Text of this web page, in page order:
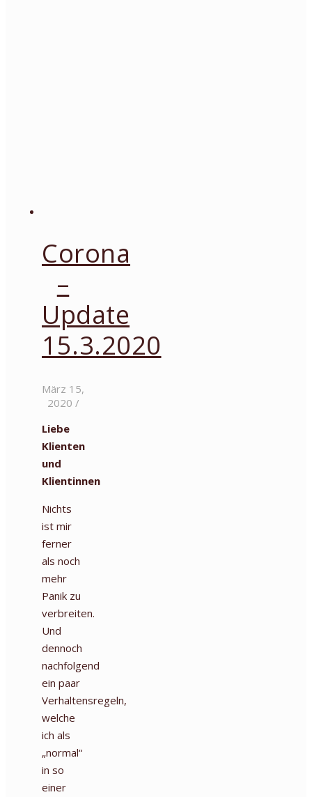
Corona
–
Update
15.3.2020
März 15,
2020 /
Liebe
Klienten
und
Klientinnen
Nichts
ist mir
ferner
als noch
mehr
Panik zu
verbreiten.
Und
dennoch
nachfolgend
ein paar
Verhaltensregeln,
welche
ich als
„normal“
in so
einer